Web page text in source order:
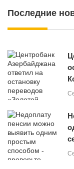
Последние